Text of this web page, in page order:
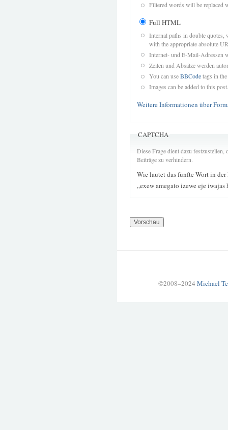
Filtered words will be replaced
Full HTML
Internal paths in double quotes,
with the appropriate absolute
Internet- und E-Mail-Adressen
Zeilen und Absätze werden
You can useBBCodetags in
Images can be added to this post.
Weitere Informationen über
CAPTCHA
Diese Frage dient dazu
Beiträge zu verhindern.
Wie lautet das fünfte Wort in der
„exew amegato izewe eje
©2008–2024 Michael